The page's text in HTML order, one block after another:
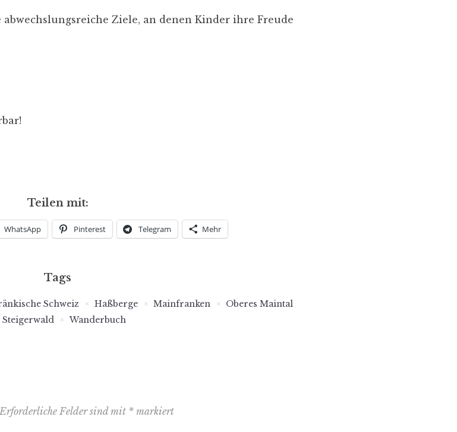
Ziele, an denen Kinder ihre Freude
Teilen mit:
WhatsApp Pinterest Telegram Mehr
Tags
Schweiz Haßberge Mainfranken
Oberes Maintal
Steigerwald
Wanderbuch
Felder sind mit *markiert